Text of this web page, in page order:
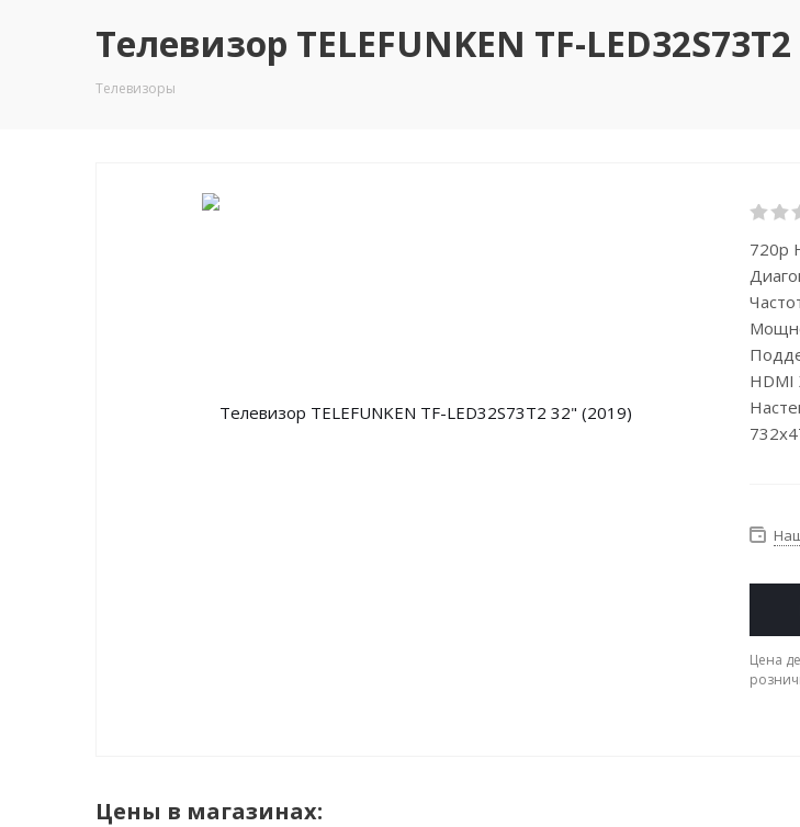
Телевизор TELEFUNKEN TF-
Телевизоры
720p
HDMI
Цена
Цены в магазинах: